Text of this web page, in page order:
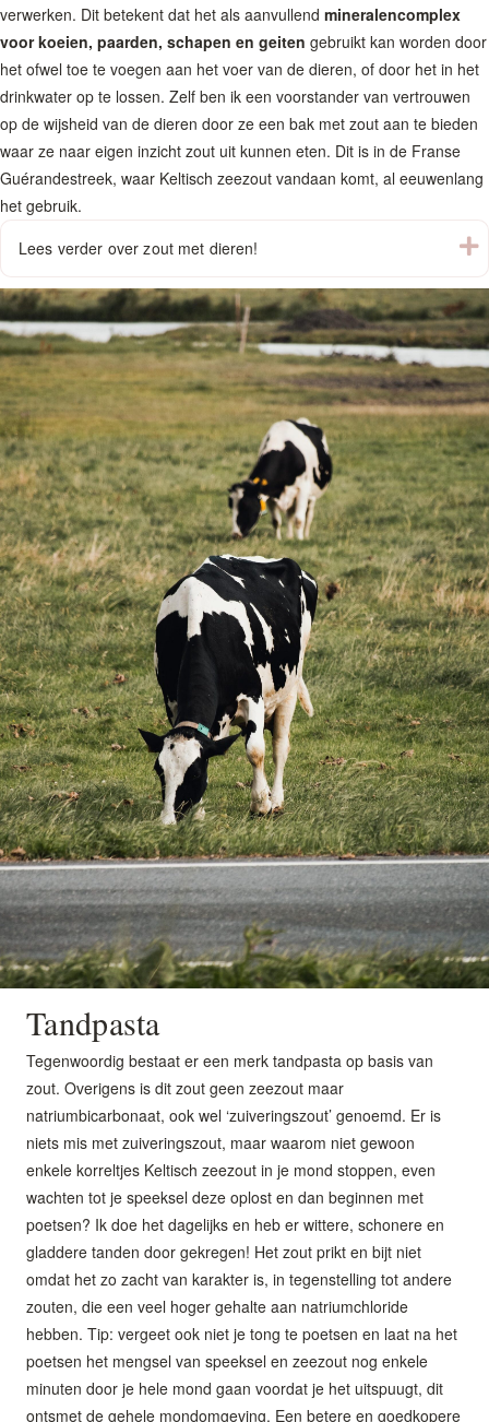
verwerken. Dit betekent dat het als aanvullend mineralencomplex
voor koeien, paarden, schapen en geiten gebruikt kan worden door
het ofwel toe te voegen aan het voer van de dieren, of door het in het
drinkwater op te lossen. Zelf ben ik een voorstander van vertrouwen
op de wijsheid van de dieren door ze een bak met zout aan te bieden
waar ze naar eigen inzicht zout uit kunnen eten. Dit is in de Franse
Guérandestreek, waar Keltisch zeezout vandaan komt, al eeuwenlang
het gebruik.
Lees verder over zout met dieren!
Tandpasta
Tegenwoordig bestaat er een merk tandpasta op basis van
zout. Overigens is dit zout geen zeezout maar
natriumbicarbonaat, ook wel ‘zuiveringszout’ genoemd. Er is
niets mis met zuiveringszout, maar waarom niet gewoon
enkele korreltjes Keltisch zeezout in je mond stoppen, even
wachten tot je speeksel deze oplost en dan beginnen met
poetsen? Ik doe het dagelijks en heb er wittere, schonere en
gladdere tanden door gekregen! Het zout prikt en bijt niet
omdat het zo zacht van karakter is, in tegenstelling tot andere
zouten, die een veel hoger gehalte aan natriumchloride
hebben. Tip: vergeet ook niet je tong te poetsen en laat na het
poetsen het mengsel van speeksel en zeezout nog enkele
minuten door je hele mond gaan voordat je het uitspuugt, dit
ontsmet de gehele mondomgeving. Een betere en goedkopere